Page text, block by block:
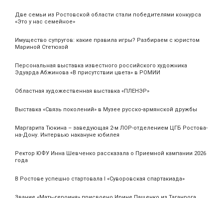
Две семьи из Ростовской области стали победителями конкурса
«Это у нас семейное»
Имущество супругов: какие правила игры? Разбираем с юристом
Мариной Стетюхой
Персональная выставка известного российского художника
Эдуарда Абжинова «В присутствии цвета» в РОМИИ
Областная художественная выставка «ПЛЕНЭР»
Выставка «Связь поколений» в Музее русско-армянской дружбы
Маргарита Тюкина – заведующая 2-м ЛОР-отделением ЦГБ Ростова-
на-Дону. Интервью накануне юбилея
Ректор ЮФУ Инна Шевченко рассказала о Приемной кампании 2026
года
В Ростове успешно стартовала I «Суворовская спартакиада»